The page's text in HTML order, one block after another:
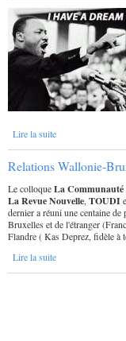
Lire la suite
Relations Wallonie-
Le colloqueLa Communauté
La Revue Nouvelle, TOUDI
dernier a réuni une centaine
Bruxelles et de l'étranger
Flandre ( Kas Deprez, fidèle à
Lire la suite